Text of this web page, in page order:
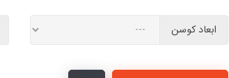
ابعاد کوسن